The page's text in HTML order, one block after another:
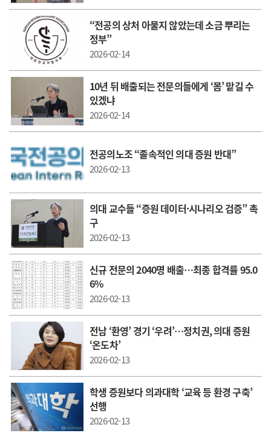
“전공의 상처 아물지 않았는데 소금 뿌리는
정부”
2026-02-14
10년 뒤 배출되는 전문의들에게 ‘몸’ 맡길 수
있겠냐
2026-02-14
전공의노조 “졸속적인 의대 증원 반대”
2026-02-13
의대 교수들 “증원 데이터·시나리오 검증” 촉
구
2026-02-13
신규 전문의 2040명 배출…최종 합격률 95.0
6%
2026-02-13
전남 ‘환영’ 경기 ‘우려’…정치권, 의대 증원
‘온도차’
2026-02-13
학생 증원보다 의과대학 ‘교육 등 환경 구축’
선행
2026-02-13